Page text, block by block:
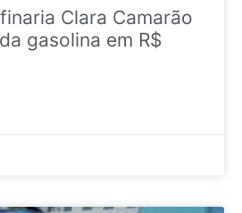
Clara Camarão
gasolina em R$